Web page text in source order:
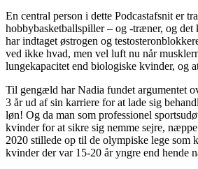
En central person i dette Podcastafsnit er
hobbybasketballspiller – og -træner, og
har indtaget østrogen og
ved ikke hvad, men vel luft nu når
lungekapacitet end biologiske kvinder, og
Til gengæld har Nadia fundet argumentet
3 år ud af sin karriere for at lade sig
løn! Og da man som professionel
kvinder for at sikre sig nemme sejre,
2020 stillede op til de olympiske lege
kvinder der var 15-20 år yngre end hende